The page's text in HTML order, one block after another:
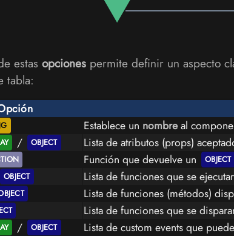
estas opciones permite definir un aspecto
tabla:
Establece un nombreal
/ Lista de atributos (props)
Función que devuelve un
Lista de funciones que se
Lista de funciones (métodos)
Lista de funciones que se
/ Lista de custom events que